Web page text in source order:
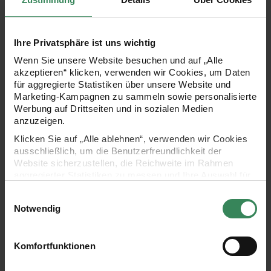
Ihre Privatsphäre ist uns wichtig
Wenn Sie unsere Website besuchen und auf „Alle
akzeptieren“ klicken, verwenden wir Cookies, um Daten
für aggregierte Statistiken über unsere Website und
Marketing-Kampagnen zu sammeln sowie personalisierte
Werbung auf Drittseiten und in sozialen Medien
anzuzeigen.
Klicken Sie auf „Alle ablehnen“, verwenden wir Cookies
ausschließlich, um die Benutzerfreundlichkeit der
Website sicherzustellen, die Reichweite im Rahmen
Ihre Einwilligung ist freiwillig und kann jederzeit über den
Link „Cookie-Einstellungen“ im Fußbereich der Seite
verwendeten Technologien und den Empfängern der
Daten finden Sie in unserer Datenschutzerklärung.
Notwendig
Komfortfunktionen
Material
- Creative Chenillove 002 Natur
Farbe 1: 2 Knäuel
- Creative Chenillove 005 Rosa
Farbe 2: 1 Knäuel
- Creative Chenillove 014 Schwarz
Farbe 3: 1 Knäuel
- Anleitungsheft „